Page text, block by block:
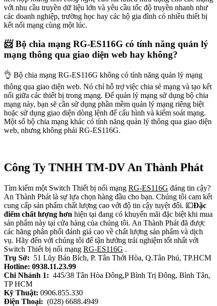
với nhu cầu truyền dữ liệu lớn và yêu cầu tốc độ truyền nhanh như
các doanh nghiệp, trường học hay các hộ gia đình có nhiều thiết bị
kết nối mạng cùng một lúc.
📨 Bộ chia mạng RG-ES116G có tính năng quản lý
mạng thông qua giao diện web hay không?
👌 Bộ chia mạng RG-ES116G không có tính năng quản lý mạng
thông qua giao diện web. Nó chỉ hỗ trợ việc chia sẻ mạng và tạo kết
nối giữa các thiết bị trong mạng. Để quản lý mạng sử dụng bộ chia
mạng này, bạn sẽ cần sử dụng phần mềm quản lý mạng riêng biệt
hoặc sử dụng giao diện dòng lệnh để cấu hình và kiểm soát mạng.
Một số bộ chia mạng khác có tính năng quản lý thông qua giao diện
web, nhưng không phải RG-ES116G.
Công Ty TNHH TM-DV An Thành Phát
Tìm kiếm một Switch Thiết bị nối mạng RG-ES116G đáng tin cậy?
An Thành Phát là sự lựa chọn hàng đầu cho bạn. Chúng tôi cam kết
cung cấp sản phẩm chất lượng cao với độ tin cậy tuyệt đối. 💷Đặc
điểm chất lượng hơn hiện tại đang có khuyến mãi đặc biệt khi mua
sản phẩm này tại cửa hàng của chúng tôi. An Thành Phát đã được
các hãng phân phối đánh giá cao về chất lượng sản phẩm và dịch
vụ. Hãy đến với chúng tôi để tận hưởng trải nghiệm tốt nhất với
Switch Thiết bị nối mạng RG-ES116G .
Trụ Sở: 51 Lũy Bán Bích, P. Tân Thới Hòa, Q.Tân Phú, TP.HCM
Hotline: 0938.11.23.99
Chi Nhánh 1: 445/38 Tân Hòa Đông,P Bình Trị Đông, Bình Tân,
TP HCM
Kỹ Thuật: 0906.855.330
Điện Thoại: (028) 6688.4949